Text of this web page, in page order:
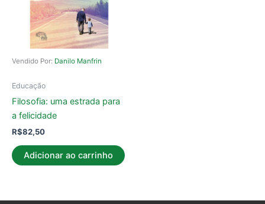
Vendido Por: Danilo Manfrin
Educação
Filosofia: uma estrada para
a felicidade
R$82,50
Adicionar ao carrinho